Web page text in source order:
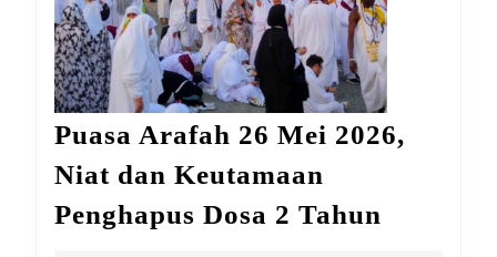
Puasa Arafah 26 Mei 2026,
Niat dan Keutamaan
Penghapus Dosa 2 Tahun